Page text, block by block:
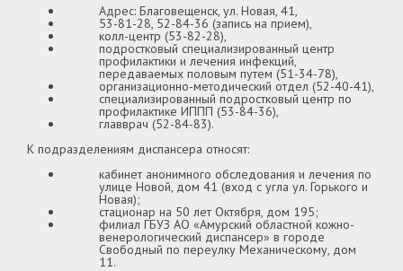
Адрес: Благовещенск, ул. Новая, 41,
53-81-28, 52-84-36 (запись на прием),
колл-центр (53-82-28),
подростковый специализированный центр
профилактики и лечения инфекций,
передаваемых половым путем (51-34-78),
организационно-методический отдел (52-40-41),
специализированный подростковый центр по
профилактике ИППП (53-84-36),
главврач (52-84-83).
К подразделениям диспансера относят:
кабинет анонимного обследования и лечения по
улице Новой, дом 41 (вход с угла ул. Горького и
Новая);
стационар на 50 лет Октября, дом 195;
филиал ГБУЗ АО «Амурский областной кожно-
венерологический диспансер» в городе
Свободный по переулку Механическому, дом
11.